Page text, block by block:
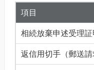
項目
相続放棄申述受理証
返信用切手（郵送請